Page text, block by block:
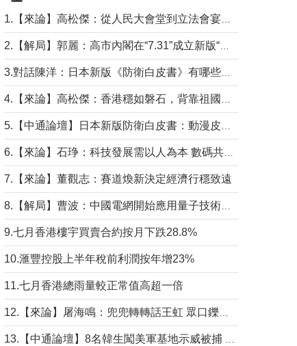
7.【來論】董觀志：賽道煥新決定經濟行穩致遠
9.七月香港樓宇買賣合約按月下跌28.8%
10.滙豐控股上半年稅前利潤按年增23%
11.七月香港總雨量較正常值高超一倍